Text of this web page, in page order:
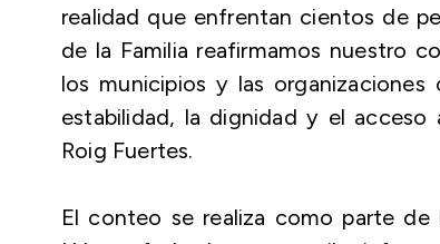
realidad que enfrentan cientos de
de la Familia reafirmamos nuestro
los municipios y las organizaciones
estabilidad, la dignidad y el acceso
Roig Fuertes.
El conteo se realiza como parte